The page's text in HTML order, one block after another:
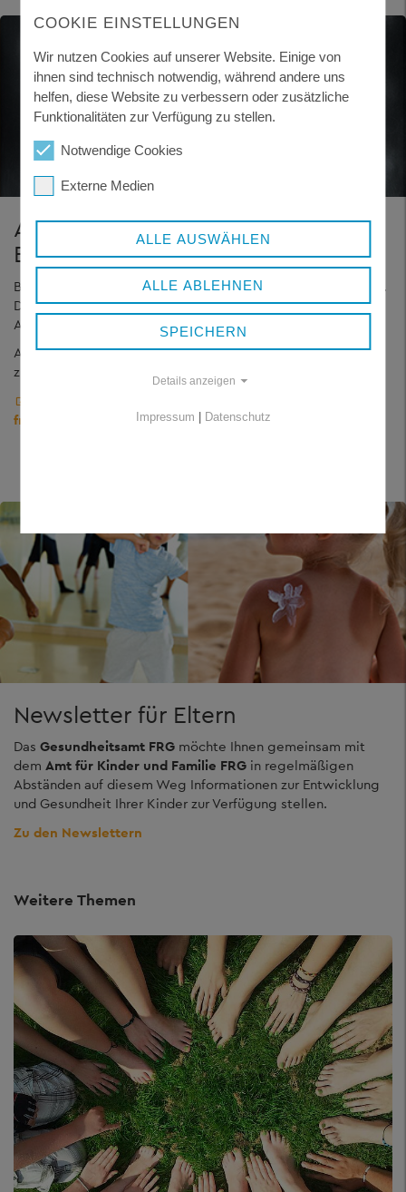
Anamnesebogen
Einschulungsuntersuchung
Bitte lassen Sie uns denAnamnesebogen
vorab zukommen.
Das können Sie bequemdigitalerledigen. Den
Anamnesebogen finden Sie unter diesem Link.
Alternativ können Sie den ausgefüllten Anamnesebogen
zum Termin mitbringen.
frg.de/formcycle/form/provide/3554/
Newsletter für Eltern
Das Gesundheitsamt FRG möchte Ihnen gemeinsam mit
dem Amt für Kinder und Familie FRG in regelmäßigen
Abständen auf diesem Weg Informationen zur Entwicklung
und Gesundheit Ihrer Kinder zur Verfügung stellen.
Zu den Newslettern
Weitere Themen
COOKIE EINSTELLUNGEN
Wir nutzen Cookies auf unserer Website. Einige von
ihnen sind technisch notwendig, während andere uns
helfen, diese Website zu verbessern oder zusätzliche
Funktionalitäten zur Verfügung zu stellen.
Notwendige Cookies
Externe Medien
ALLE AUSWÄHLEN
ALLE ABLEHNEN
SPEICHERN
Details anzeigen
Impressum Datenschutz